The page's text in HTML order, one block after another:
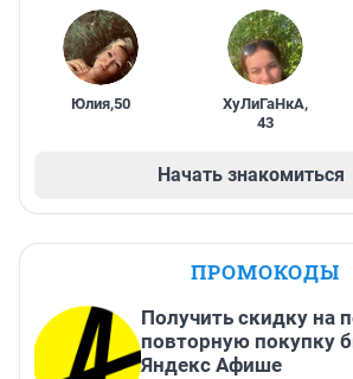
Юлия,50 ХуЛиГаНкА,
43
Начать знакомиться
ПРОМОКОДЫ
Получить скидку на
повторную покупку
Яндекс Афише